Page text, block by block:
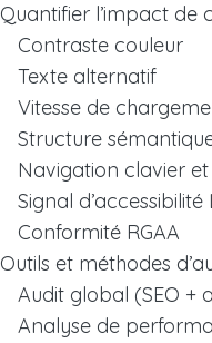
Quantifier l’impact de
Contraste couleur
Texte alternatif
Vitesse de
Structure
Navigation clavier et
Signal
Conformité RGAA
Outils et méthodes
Audit global (SEO +
Analyse de